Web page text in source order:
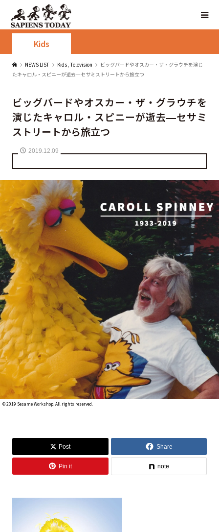
Kids
NEWS LIST Kids,Television
ビッグバードやオスカー・ザ・グラウチを演じ
たキャロル・スピニーが逝去—セサミストリートから旅立つ
ビッグバードやオスカー・ザ・グラウチを
演じたキャロル・スピニーが逝去—セサミ
ストリートから旅立つ
2019.12.09
©︎ 2019 Sesame Workshop. All rights reserved.
Post Share
Pin it note